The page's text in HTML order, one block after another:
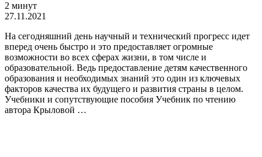
2 минут
27.11.2021
На сегодняшний день научный и технический прогресс идет
вперед очень быстро и это предоставляет огромные
возможности во всех сферах жизни, в том числе и
образовательной. Ведь предоставление детям качественного
образования и необходимых знаний это один из ключевых
факторов качества их будущего и развития страны в целом.
Учебники и сопутствующие пособия Учебник по чтению
автора Крыловой …